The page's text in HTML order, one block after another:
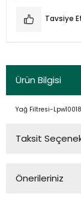
Tavsiye
Ürün Bilgisi
Yağ Filtresi-
Taksit
Önerileriniz